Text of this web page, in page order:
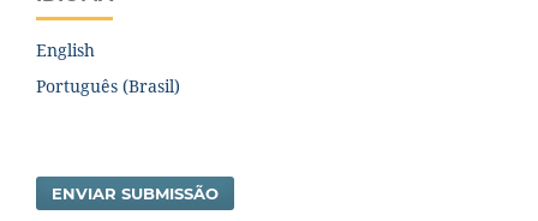
English
Português (Brasil)
ENVIAR SUBMISSÃO